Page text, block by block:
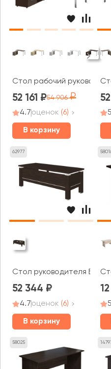
Стол рабочий
52 161 54 906
4.7оценок (6)
В корзину
52
62977
Стол руководителя БНД-
52 344
4.7оценок (6)
В корзину
58025